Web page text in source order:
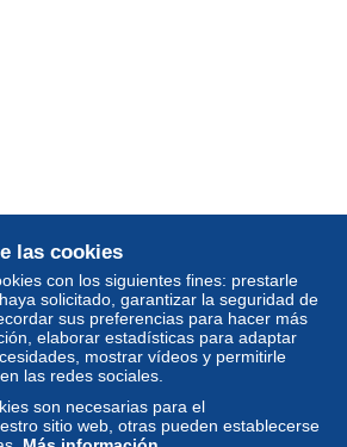
las cookies
con los siguientes fines: prestarle
solicitado, garantizar la seguridad de
sus preferencias para hacer más
elaborar estadísticas para adaptar
mostrar vídeos y permitirle
las redes sociales.
son necesarias para el
sitio web, otras pueden establecerse